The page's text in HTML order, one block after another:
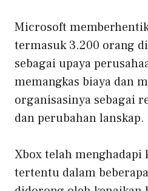
Microsoft
termasuk 3.200 orang
sebagai upaya
memangkas biaya dan
organisasinya sebagai
dan perubahan lanskap.
Xbox telah menghadapi
tertentu dalam